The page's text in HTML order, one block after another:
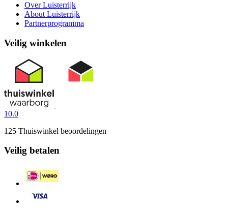
Over Luisterrijk
About Luisterrijk
Partnerprogramma
Veilig winkelen
10.0
125 Thuiswinkel beoordelingen
Veilig betalen